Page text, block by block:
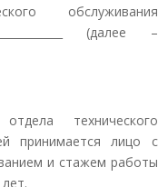
обслуживания
(далее –
технического
принимается лицо с
и стажем работы